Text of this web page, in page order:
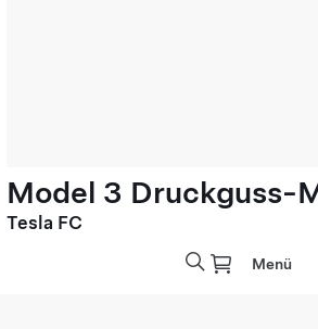
Model 3 Druckguss-
Tesla FC
Menü